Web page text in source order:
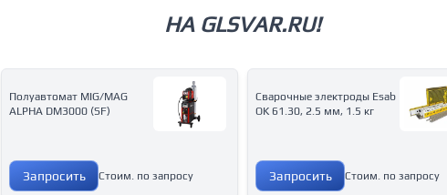
НА GLSVAR.RU!
Полуавтомат MIG/MAG
ALPHA DM3000 (SF)
Запросить Стоим. по запросу
Сварочные электроды Esab
OK 61.30, 2.5 мм, 1.5 кг
Запросить Стоим. по запросу